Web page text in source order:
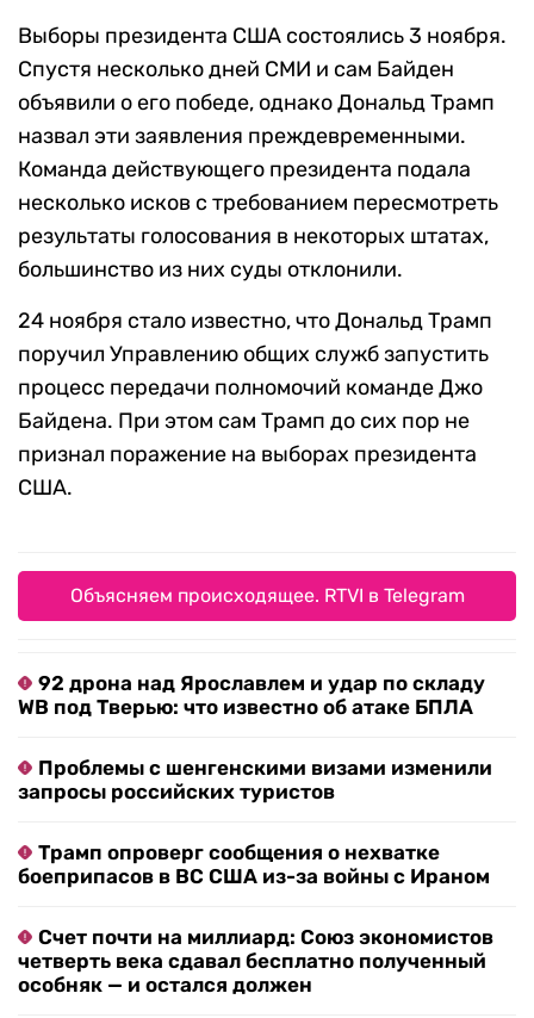
Выборы президента США состоялись 3 ноября.
Спустя несколько дней СМИ и сам Байден
объявили о его победе, однако Дональд Трамп
назвал эти заявления преждевременными.
Команда действующего президента подала
несколько исков с требованием пересмотреть
результаты голосования в некоторых штатах,
большинство из них суды отклонили.
24 ноября стало известно, что Дональд Трамп
поручил Управлению общих служб запустить
процесс передачи полномочий команде Джо
Байдена. При этом сам Трамп до сих пор не
признал поражение на выборах президента
США.
Объясняем происходящее. RTVI в Telegram
92 дрона над Ярославлем и удар по складу
WB под Тверью: что известно об атаке БПЛА
Проблемы с шенгенскими визами изменили
запросы российских туристов
Трамп опроверг сообщения о нехватке
боеприпасов в ВС США из-за войны с Ираном
Счет почти на миллиард: Союз экономистов
четверть века сдавал бесплатно полученный
особняк — и остался должен